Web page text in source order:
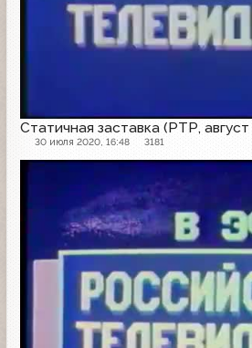
Статичная заставка (РТР, август
30 июля 2020, 16:48 3181
Заставка